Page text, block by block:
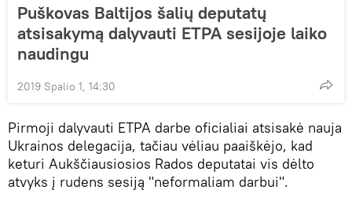
Puškovas Baltijos šalių deputatų
atsisakymą dalyvauti ETPA sesijoje laiko
naudingu
2019 Spalio 1, 14:30
Pirmoji dalyvauti ETPA darbe oficialiai atsisakė nauja
Ukrainos delegacija, tačiau vėliau paaiškėjo, kad
keturi Aukščiausiosios Rados deputatai vis dėlto
atvyks į rudens sesiją "neformaliam darbui".